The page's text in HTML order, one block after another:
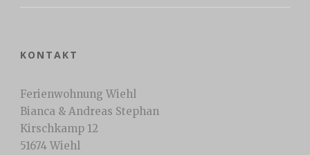
KONTAKT
Ferienwohnung Wiehl
Bianca & Andreas Stephan
Kirschkamp 12
51674 Wiehl